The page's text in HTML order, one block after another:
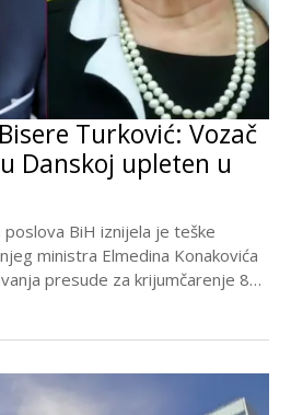
Turković: Vozač
Danskoj upleten u
poslova BiH iznijela je teške
ministra Elmedina Konakovića
presude za krijumčarenje 818